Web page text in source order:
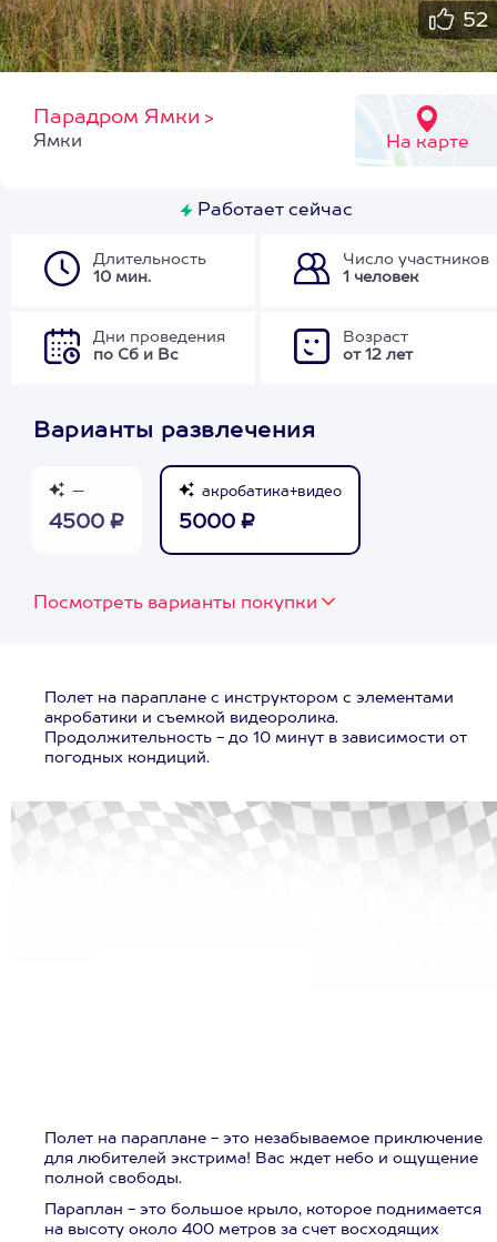
52
Парадром Ямки >
На карте
Ямки
Работает сейчас
Длительность
10 мин.
Число участников
1 человек
Дни проведения
по Сб и Вс
Возраст
от 12 лет
Варианты развлечения
—
4500 ₽
акробатика+видео
5000 ₽
Посмотреть варианты покупки
Полет на параплане с инструктором с элементами
акробатики и съемкой видеоролика.
Продолжительность - до 10 минут в зависимости от
погодных кондиций.
Полет на параплане - это незабываемое приключение
для любителей экстрима! Вас ждет небо и ощущение
полной свободы.
Параплан - это большое крыло, которое поднимается
на высоту около 400 метров за счет восходящих